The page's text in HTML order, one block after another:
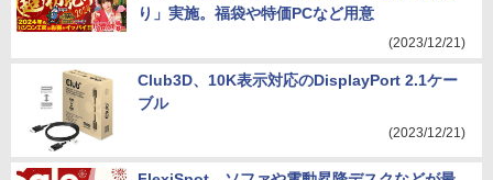
り」実施。福袋や特価PCなど用意
(2023/12/21)
Club3D、10K表示対応のDisplayPort 2.1ケー
ブル
(2023/12/21)